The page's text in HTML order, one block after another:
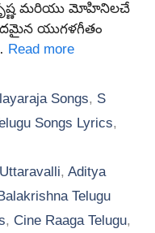
మరియు మోహినిలచే
యుగళగీతం
Read more
Ilayaraja Songs, S
Songs Lyrics,
,Aditya
Balakrishna Telugu
, Cine Raaga Telugu,